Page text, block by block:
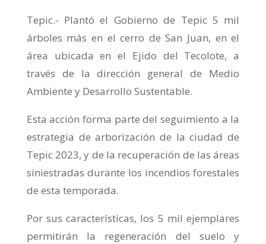
Tepic.- Plantó el Gobierno de Tepic 5 mil
árboles más en el cerro de San Juan, en el
área ubicada en el Ejido del Tecolote, a
través de la dirección general de Medio
Ambiente y Desarrollo Sustentable.
Esta acción forma parte del seguimiento a la
estrategia de arborización de la ciudad de
Tepic 2023, y de la recuperación de las áreas
siniestradas durante los incendios forestales
de esta temporada.
Por sus características, los 5 mil ejemplares
permitirán la regeneración del suelo y